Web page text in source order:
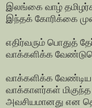
இலங்கை வாழ்
இந்தக் கோரிக்கை
எதிர்வரும் பொதுத்
வாக்களிக்க
வாக்களிக்க வேண்டிய
வாக்காளர்கள்
அவசியமானது என